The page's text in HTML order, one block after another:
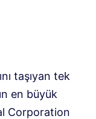
taşıyan tek
en büyük
Corporation